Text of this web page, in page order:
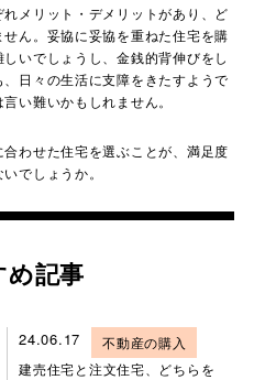
メリット・デメリットがあり、ど
ん。妥協に妥協を重ねた住宅を購
いでしょうし、金銭的背伸びをし
日々の生活に支障をきたすようで
い難いかもしれません。
わせた住宅を選ぶことが、満足度
でしょうか。
記事
24.06.17
不動産の購入
建売住宅と注文住宅、どちらを